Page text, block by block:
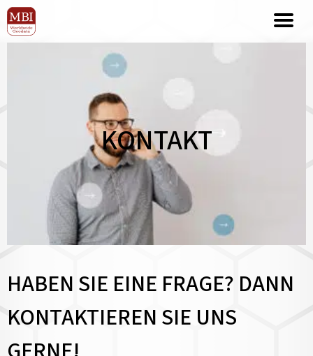
KONTAKT
HABEN SIE EINE FRAGE? DANN
KONTAKTIEREN SIE UNS